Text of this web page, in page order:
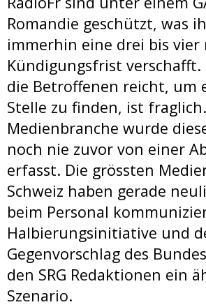
Romandie geschützt, was
immerhin eine drei bis vier
Kündigungsfrist
die Betroffenen reicht, um
Stelle zu finden, ist
Medienbranche wurde
noch nie zuvor von einer
erfasst. Die grössten
Schweiz haben gerade
beim Personal
Halbierungsinitiative und
Gegenvorschlag des
den SRG Redaktionen ein
Szenario.